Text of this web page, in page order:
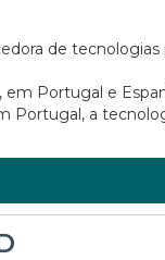
de
Portugal e
Portugal, a